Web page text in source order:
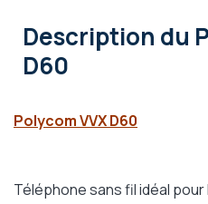
Description du
D60
Polycom VVX D60
Téléphone sans fil idéal